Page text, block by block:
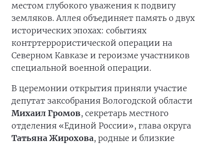
местом глубокого уважения к подвигу
земляков. Аллея объединяет память о двух
исторических эпохах: событиях
контртеррористической операции на
Северном Кавказе и героизме участников
специальной военной операции.
В церемонии открытия приняли участие
депутат заксобрания Вологодской области
Михаил Громов, секретарь местного
отделения «Единой России», глава округа
Татьяна Жирохова, родные и близкие